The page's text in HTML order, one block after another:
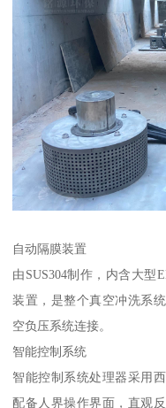
自动隔膜装置
由SUS304制作，内含大型
装置，是整个真空冲洗系
空负压系统连接。
智能控制系统
智能控制系统处理器采用
配备人界操作界面，直观